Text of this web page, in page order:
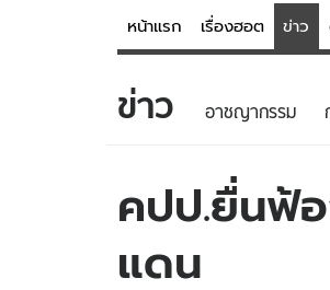
หน้าแรก เรื่องฮอต ข่าว
ข่าว
ข่าวบันเทิง
ข่าวกีฬา
ข่าว อาชญากรรม
คปป.ยื่นฟ้อ
แดน